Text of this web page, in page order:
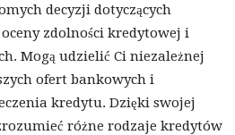
decyzji dotyczących
zdolności kredytowej i
Mogą udzielić Ci niezależnej
ofert bankowych i
kredytu. Dzięki swojej
różne rodzaje kredytów